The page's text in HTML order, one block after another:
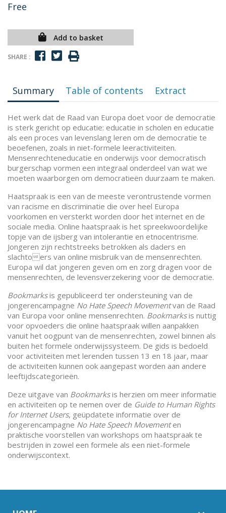
Free
Add to basket
SHARE :
Summary Table of contents Extract
Het werk dat de Raad van Europa doet voor de democratie
is sterk gericht op educatie: educatie in scholen en educatie
als een proces van levenslang leren om de democratie te
beoefenen, zoals in niet-formele leeractiviteiten.
Mensenrechteneducatie en onderwijs voor democratisch
burgerschap vormen een integraal onderdeel van wat we
moeten waarborgen om democratieën duurzaam te maken.
Haatspraak is een van de meeste verontrustende vormen
van racisme en discriminatie die over heel Europa
voorkomen en versterkt worden door het internet en de
sociale media. Online haatspraak is het spreekwoordelijke
topje van de ijsberg van intolerantie en etnocentrisme.
Jongeren zijn rechtstreeks betrokken als daders en
slachtoers van online misbruik van de mensenrechten.
Europa wil dat jongeren geven om en zorg dragen voor de
mensenrechten, de levensverzekering voor de democratie.
Bookmarksis gepubliceerd ter ondersteuning van de
jongerencampagne No Hate Speech Movementvan de Raad
van Europa voor online mensenrechten. Bookmarksis nuttig
voor opvoeders die online haatspraak willen aanpakken
vanuit het oogpunt van de mensenrechten, zowel binnen als
buiten het formele onderwijssysteem. De gids is bedoeld
voor activiteiten met lerenden tussen 13 en 18 jaar, maar
de activiteiten kunnen ook aangepast worden aan andere
leeftijdscategorieën.
Deze uitgave van Bookmarksis herzien om meer informatie
en activiteiten op te nemen over de Guide to Human Rights
for Internet Users, geüpdatete informatie over de
jongerencampagne No Hate Speech Movementen
praktische voorstellen van workshops om haatspraak te
bestrijden in zowel een formele als een niet-formele
onderwijscontext.